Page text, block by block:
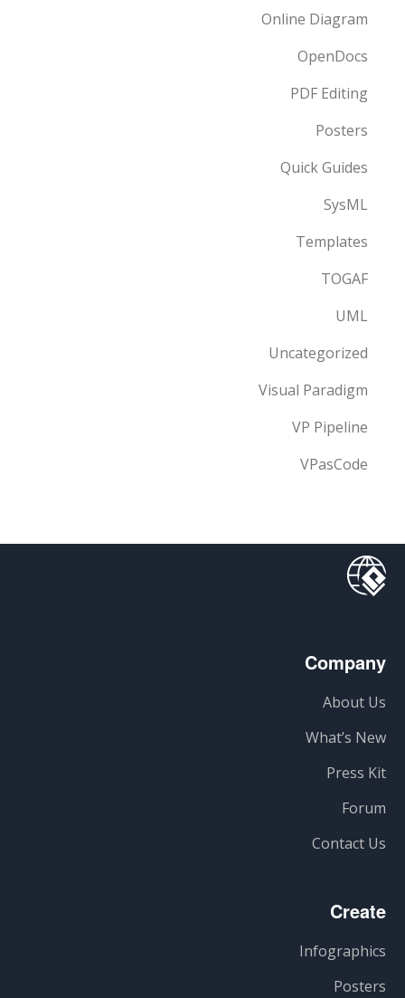
Online Diagram
OpenDocs
PDF Editing
Posters
Quick Guides
SysML
Templates
TOGAF
UML
Uncategorized
Visual Paradigm
VP Pipeline
VPasCode
Company
About Us
What’s New
Press Kit
Forum
Contact Us
Create
Infographics
Posters